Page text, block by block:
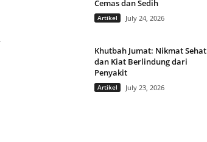
Cemas dan Sedih
Artikel July 24, 2026
Khutbah Jumat: Nikmat Sehat
dan Kiat Berlindung dari
Penyakit
Artikel July 23, 2026